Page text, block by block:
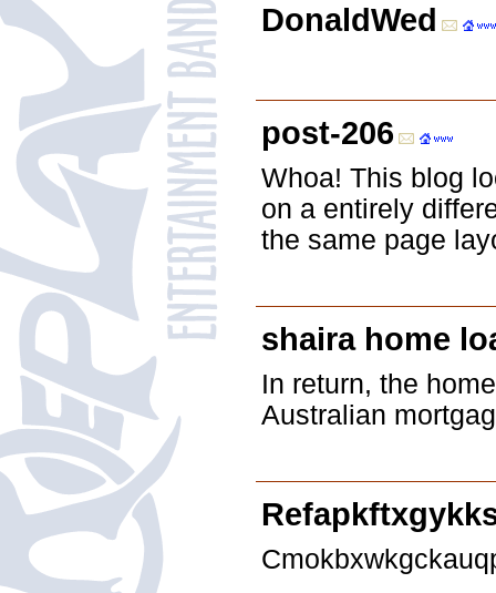
DonaldWed
post-206
Whoa! This blog
on a entirely
the same page
shaira home
In return, the
Australian